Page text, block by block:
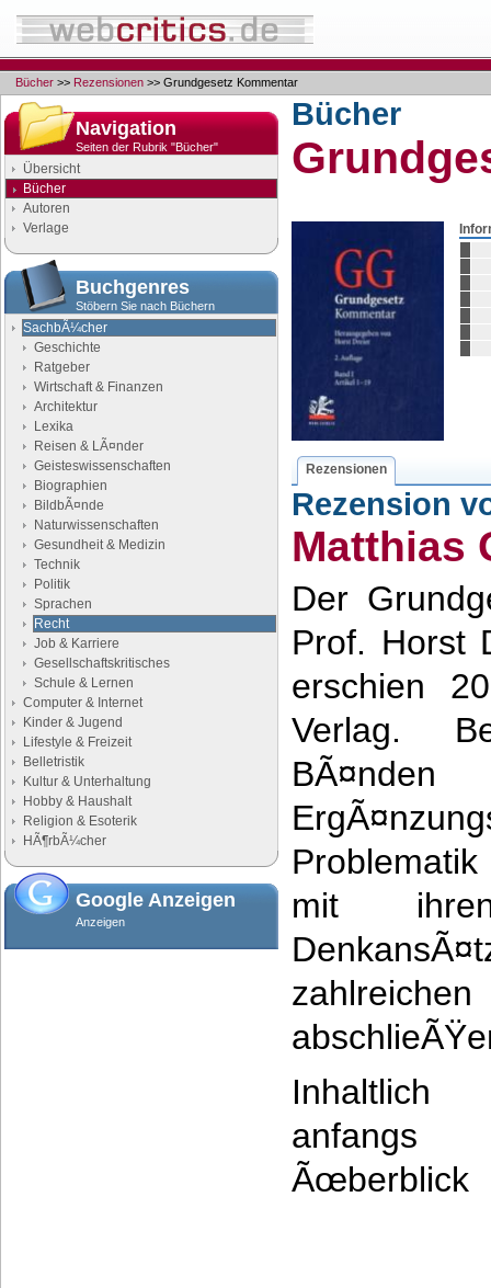
Bücher >> Rezensionen >> Grundgesetz Kommentar
Navigation
Seiten der Rubrik "Bücher"
Übersicht
Bücher
Autoren
Verlage
Buchgenres
Stöbern Sie nach Büchern
SachbÃ¼cher
Geschichte
Ratgeber
Wirtschaft & Finanzen
Architektur
Lexika
Reisen & LÃ¤nder
Geisteswissenschaften
Biographien
BildbÃ¤nde
Naturwissenschaften
Gesundheit & Medizin
Technik
Politik
Sprachen
Recht
Job & Karriere
Gesellschaftskritisches
Schule & Lernen
Computer & Internet
Kinder & Jugend
Lifestyle & Freizeit
Belletristik
Kultur & Unterhaltung
Hobby & Haushalt
Religion & Esoterik
HÃ¶rbÃ¼cher
Google Anzeigen
Anzeigen
Bücher
Rezensionen
Rezension
Matthias
Der
Prof. Horst
erschien
Verlag.
mit ihren
Inhaltlich